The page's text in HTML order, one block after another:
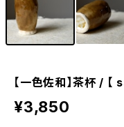
【一色佐和】茶杯 /
¥3,850